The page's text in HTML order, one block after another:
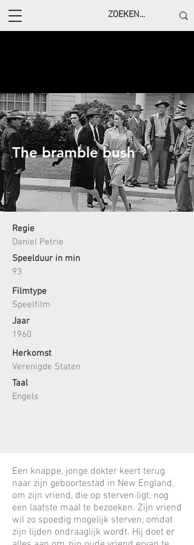
The bramble bush
Daniel Petrie
Speelduur in min
93
Regie
Speelfilm
1960
Filmtype
Jaar
Herkomst
Verenigde Staten
Engels
Taal
Een knappe, jonge dokter keert terug
naar zijn geboortestad in New England,
om zijn vriend, die op sterven ligt, nog
een laatste maal te bezoeken. Zijn vriend
wil zo spoedig mogelijk sterven, omdat
zijn lijden ondraaglijk wordt. Hij doet er